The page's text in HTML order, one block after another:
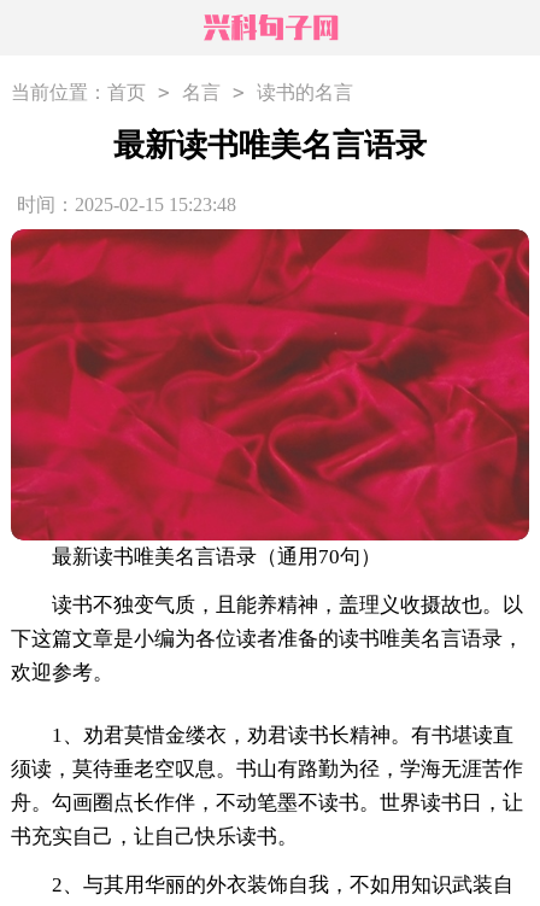
当前位置： 首页 > 名言 > 读书的名言
最新读书唯美名言语录
时间：2025-02-15 15:23:48
最新读书唯美名言语录（通用70句）
读书不独变气质，且能养精神，盖理义收摄故也。以
下这篇文章是小编为各位读者准备的读书唯美名言语录，
欢迎参考。
1、劝君莫惜金缕衣，劝君读书长精神。有书堪读直
须读，莫待垂老空叹息。书山有路勤为径，学海无涯苦作
舟。勾画圈点长作伴，不动笔墨不读书。世界读书日，让
书充实自己，让自己快乐读书。
2、与其用华丽的外衣装饰自我，不如用知识武装自